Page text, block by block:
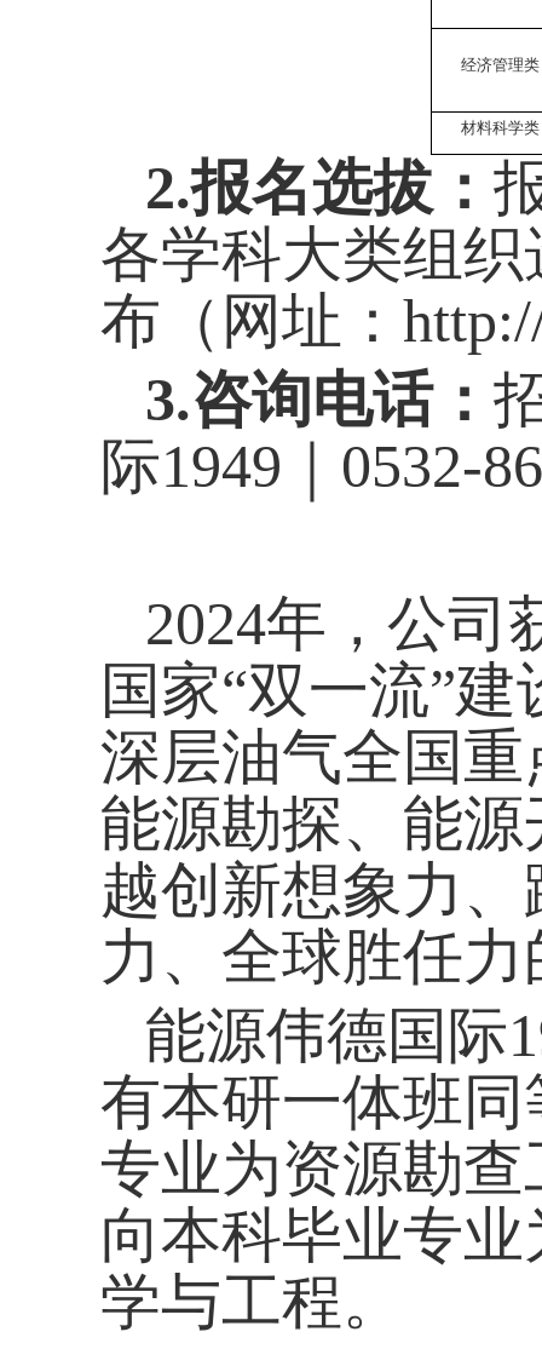
经济管理类
材料科学类
2.报名选拔：
各学科大类组
布（网址：
3.咨询电话：
际1949｜ 0532-
2024年，公司
国家“双一流”
深层油气全国
能源勘探、能
越创新想象力
力、全球胜任
能源伟德国际
有本研一体班
专业为资源勘
向本科毕业专
学与工程。